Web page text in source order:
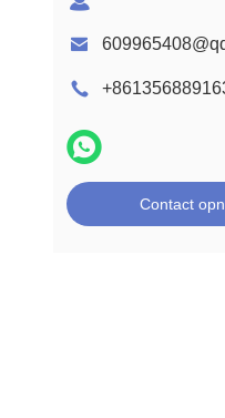
Contact